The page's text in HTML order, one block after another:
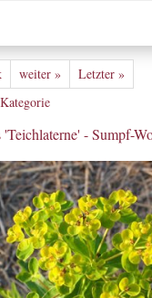
weiter » Letzter »
- Sumpf-